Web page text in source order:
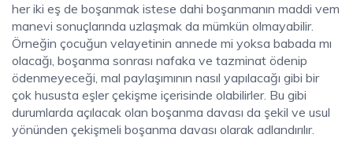
her iki eş de boşanmak istese dahi boşanmanın maddi vem
manevi sonuçlarında uzlaşmak da mümkün olmayabilir.
Örneğin çocuğun velayetinin annede mi yoksa babada mı
olacağı, boşanma sonrası nafaka ve tazminat ödenip
ödenmeyeceği, mal paylaşımının nasıl yapılacağı gibi bir
çok hususta eşler çekişme içerisinde olabilirler. Bu gibi
durumlarda açılacak olan boşanma davası da şekil ve usul
yönünden çekişmeli boşanma davası olarak adlandırılır.